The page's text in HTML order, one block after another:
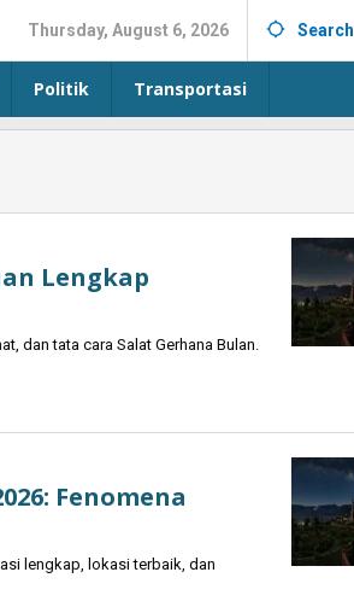
Thursday, August 6, 2026 Search
Politik Transportasi
Lengkap
dan tata cara Salat Gerhana Bulan.
Fenomena
lengkap, lokasi terbaik, dan